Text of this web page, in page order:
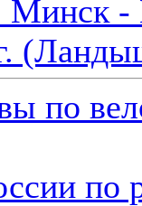
Минск -
по
по